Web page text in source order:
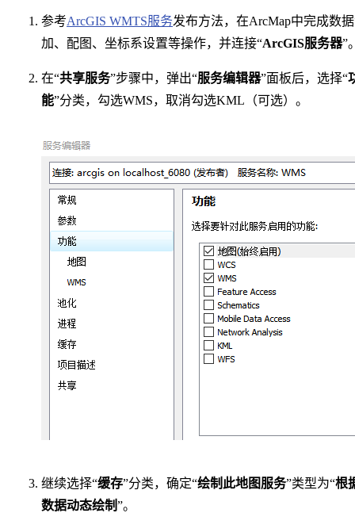
参考ArcGIS WMTS服务发布方法，在ArcMap中完成数
加、配图、坐标系设置等操作，并连接“ArcGIS服务器”
在“共享服务”步骤中，弹出“服务编辑器”面板后，选择“
能”分类，勾选WMS，取消勾选KML（可选）。
继续选择“缓存”分类，确定“绘制此地图服务”类型为“根
数据动态绘制”。